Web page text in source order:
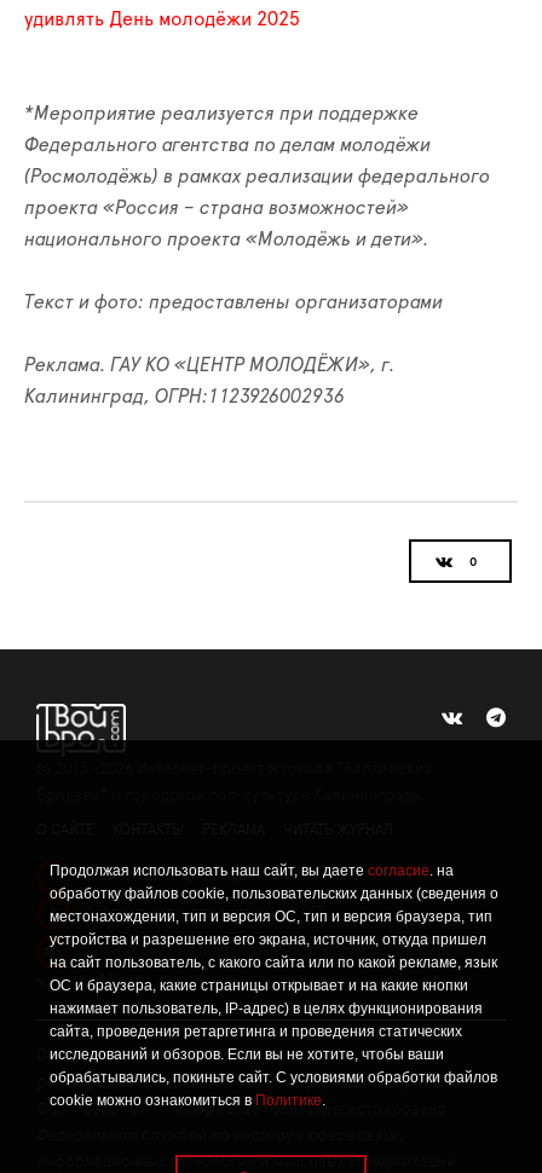
Продолжая использовать наш сайт, вы даете согласие. на
обработку файлов cookie, пользовательских данных (сведения о
местонахождении, тип и версия ОС, тип и версия браузера, тип
устройства и разрешение его экрана, источник, откуда пришел
на сайт пользователь, с какого сайта или по какой рекламе, язык
ОС и браузера, какие страницы открывает и на какие кнопки
нажимает пользователь, IP-адрес) в целях функционирования
сайта, проведения ретаргетинга и проведения статических
исследований и обзоров. Если вы не хотите, чтобы ваши
обрабатывались, покиньте сайт. С условиями обработки файлов
cookie можно ознакомиться в Политике.
удивлять День молодёжи 2025
*Мероприятие реализуется при поддержке
Федерального агентства по делам молодёжи
(Росмолодёжь) в рамках реализации федерального
проекта «Россия – страна возможностей»
национального проекта «Молодёжь и дети».
Текст и фото: предоставлены организаторами
Реклама. ГАУ КО «ЦЕНТР МОЛОДЁЖИ», г.
Калининград, ОГРН:1123926002936
! Политика конфиденциальности
! Информация о проведении СОУТ
Данный сайт не предназначен для просмотра лицам
младше 16 лет.
Сетевое издание «Твой Бро», реестровая запись о
регистрации средства массовой информации: серия Эл №
ФС77-86309 от 17 ноября 2023 года, зарегистрировано